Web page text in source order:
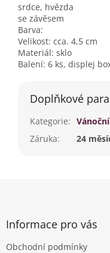
srdce, hvězda
se závěsem
Barva:
Velikost: cca. 4,5 cm
Materiál: sklo
Balení: 6 ks, displej
Doplňkové
Kategorie:
Záruka: 24
Informace pro vás
Obchodní podmínky